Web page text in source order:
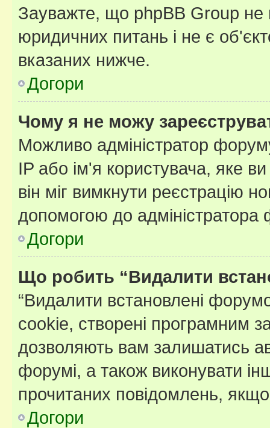
Зауважте, що phpBB Group не
юридичних питань і не є
вказаних нижче.
Догори
Чому я не можу
Можливо адміністратор
IP або ім'я користувача, яке
він міг вимкнути реєстрацію
допомогою до адміністратора
Догори
Що робить “Видалити
“Видалити встановлені
cookie, створені програмним
дозволяють вам залишатись
форумі, а також виконувати
прочитаних повідомлень,
Догори